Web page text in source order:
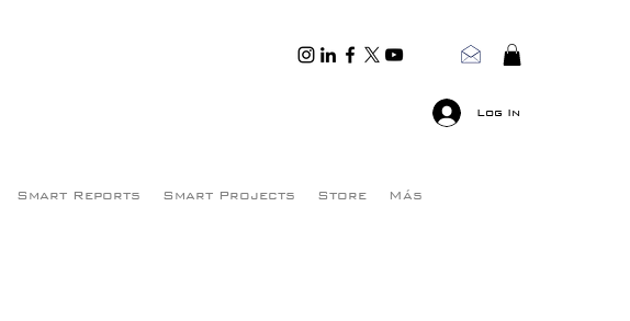
Log In
Smart Reports Smart Projects Store Más